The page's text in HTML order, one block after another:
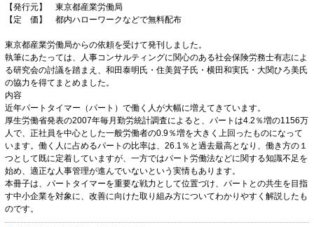
【発行元】 東京都産業労働局
【定 価】 都内ハローワークなどで無料配布
東京都産業労働局からの依頼を受けて発刊しました。
執筆にあたっては、人事コンサルティングに関心のある社会保険労務士有志によ
る研究会の討議を踏まえ、和田泰明氏・住美賀子氏・横田和実氏・大関ひろ美氏
の協力を得てまとめました。
内容
近年パートタイマー（パート）で働く人が大幅に増えてきています。
厚生労働省発表の2007年毎月勤労統計調査によると、パートは4.2％増の1156万
人で、正社員を中心とした一般労働者の0.9％増を大きく上回ったものになって
います。働く人に占めるパートの比率は、26.1％と過去最高となり、働き方の１
つとして既に定着していますが、一方ではパート労働法などに関する知識不足を
始め、適正な人事管理が進んでいないという実情もあります。
本冊子は、パートタイマーを重要な戦力として位置づけ、パートとの共生を目指
す中小企業を対象に、改善に向けた取り組み方についてわかりやすく解説したも
のです。